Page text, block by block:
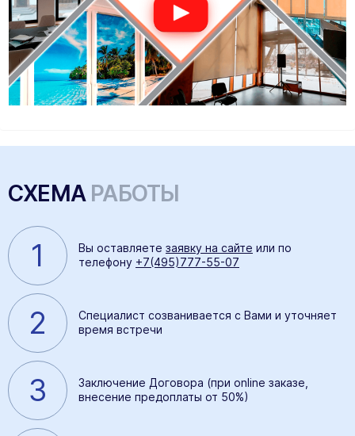
СХЕМАРАБОТЫ
1 Вы оставляете заявку на сайте или по
телефону +7(495)777-55-07
2
Специалист созванивается с Вами и уточняет
время встречи
3
Заключение Договора (при online заказе,
внесение предоплаты от 50%)